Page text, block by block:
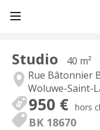
Studio
40 m²
Rue Bâtonnier
Woluwe-Saint-
950 € hors
BK 18670